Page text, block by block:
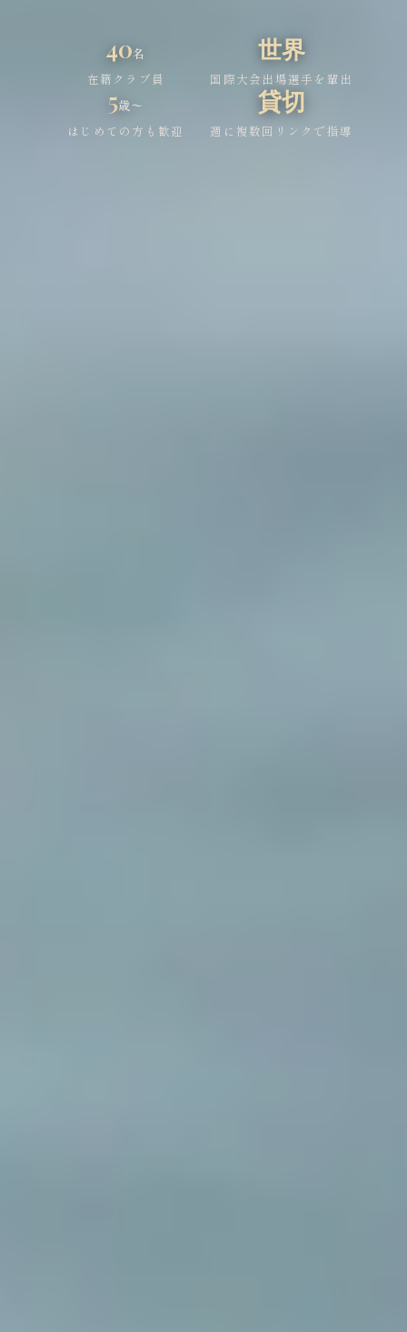
40名
在籍クラブ員
世界
国際大会出場選手を輩出
5歳〜
はじめての方も歓迎
貸切
週に複数回リンクで指導